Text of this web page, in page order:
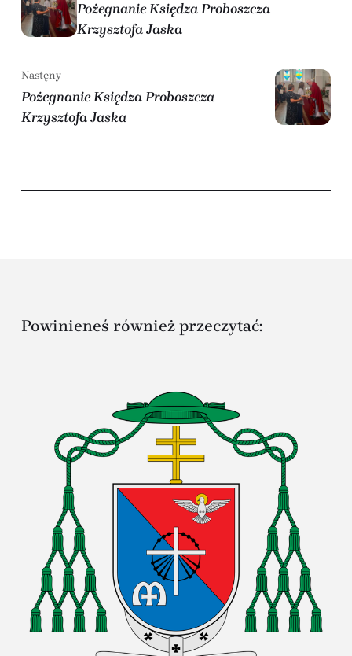
Pożegnanie Księdza Proboszcza
Krzysztofa Jaska
Nastęny
Pożegnanie Księdza Proboszcza
Krzysztofa Jaska
Powinieneś również przeczytać: